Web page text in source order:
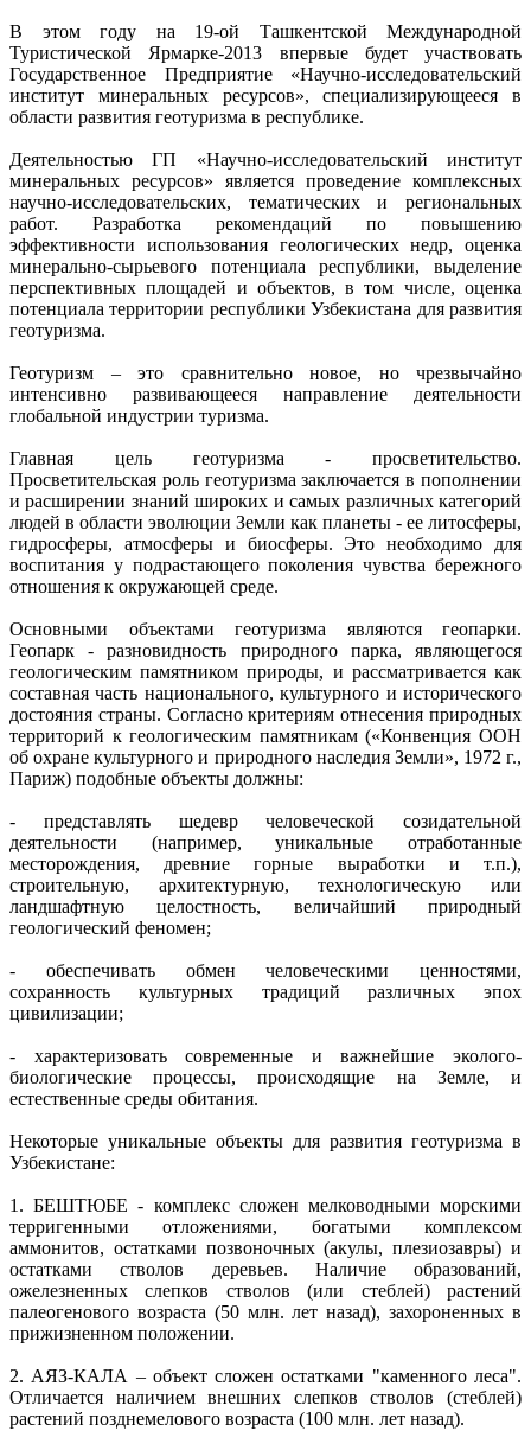
В этом году на 19-ой Ташкентской Международной
Туристической Ярмарке-2013 впервые будет участвовать
Государственное Предприятие «Научно-исследовательский
институт минеральных ресурсов», специализирующееся в
области развития геотуризма в республике.
Деятельностью ГП «Научно-исследовательский институт
минеральных ресурсов» является проведение комплексных
научно-исследовательских, тематических и региональных
работ. Разработка рекомендаций по повышению
эффективности использования геологических недр, оценка
минерально-сырьевого потенциала республики, выделение
перспективных площадей и объектов, в том числе, оценка
потенциала территории республики Узбекистана для развития
геотуризма.
Геотуризм – это сравнительно новое, но чрезвычайно
интенсивно развивающееся направление деятельности
глобальной индустрии туризма.
Главная цель геотуризма - просветительство.
Просветительская роль геотуризма заключается в пополнении
и расширении знаний широких и самых различных категорий
людей в области эволюции Земли как планеты - ее литосферы,
гидросферы, атмосферы и биосферы. Это необходимо для
воспитания у подрастающего поколения чувства бережного
отношения к окружающей среде.
Основными объектами геотуризма являются геопарки.
Геопарк - разновидность природного парка, являющегося
геологическим памятником природы, и рассматривается как
составная часть национального, культурного и исторического
достояния страны. Согласно критериям отнесения природных
территорий к геологическим памятникам («Конвенция ООН
об охране культурного и природного наследия Земли», 1972 г.,
Париж) подобные объекты должны:
- представлять шедевр человеческой созидательной
деятельности (например, уникальные отработанные
месторождения, древние горные выработки и т.п.),
строительную, архитектурную, технологическую или
ландшафтную целостность, величайший природный
геологический феномен;
- обеспечивать обмен человеческими ценностями,
сохранность культурных традиций различных эпох
цивилизации;
- характеризовать современные и важнейшие эколого-
биологические процессы, происходящие на Земле, и
естественные среды обитания.
Некоторые уникальные объекты для развития геотуризма в
Узбекистане:
1. БЕШТЮБЕ - комплекс сложен мелководными морскими
терригенными отложениями, богатыми комплексом
аммонитов, остатками позвоночных (акулы, плезиозавры) и
остатками стволов деревьев. Наличие образований,
ожелезненных слепков стволов (или стеблей) растений
палеогенового возраста (50 млн. лет назад), захороненных в
прижизненном положении.
2. АЯЗ-КАЛА – объект сложен остатками "каменного леса".
Отличается наличием внешних слепков стволов (стеблей)
растений позднемелового возраста (100 млн. лет назад).